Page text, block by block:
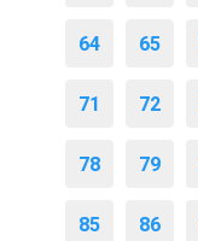
64 65
71 72
78 79
85 86